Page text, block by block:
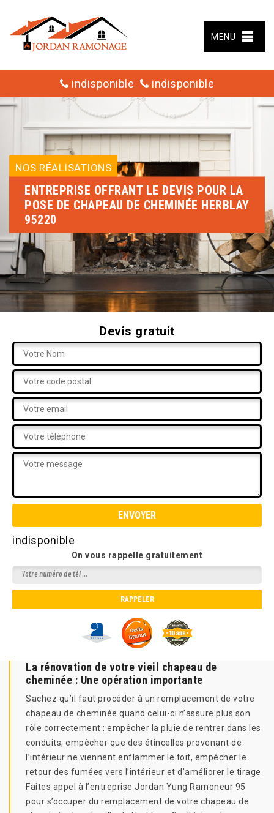
MENU
indisponible indisponible
NOS RÉALISATIONS
ENTREPRISE OFFRANT LE DEVIS POUR LA
POSE DE CHAPEAU DE CHEMINÉE HERBLAY
95220
Devis gratuit
indisponible
On vous rappelle gratuitement
La rénovation de votre vieil chapeau de
cheminée : Une opération importante
Sachez qu’il faut procéder à un remplacement de votre
chapeau de cheminée quand celui-ci n’assure plus son
rôle correctement : empêcher la pluie de rentrer dans les
conduits, empêcher que des étincelles provenant de
l’intérieur ne viennent enflammer le toit, empêcher le
retour des fumées vers l’intérieur et d’améliorer le tirage.
Faites appel à l’entreprise Jordan Yung Ramoneur 95
pour s’occuper du remplacement de votre chapeau de